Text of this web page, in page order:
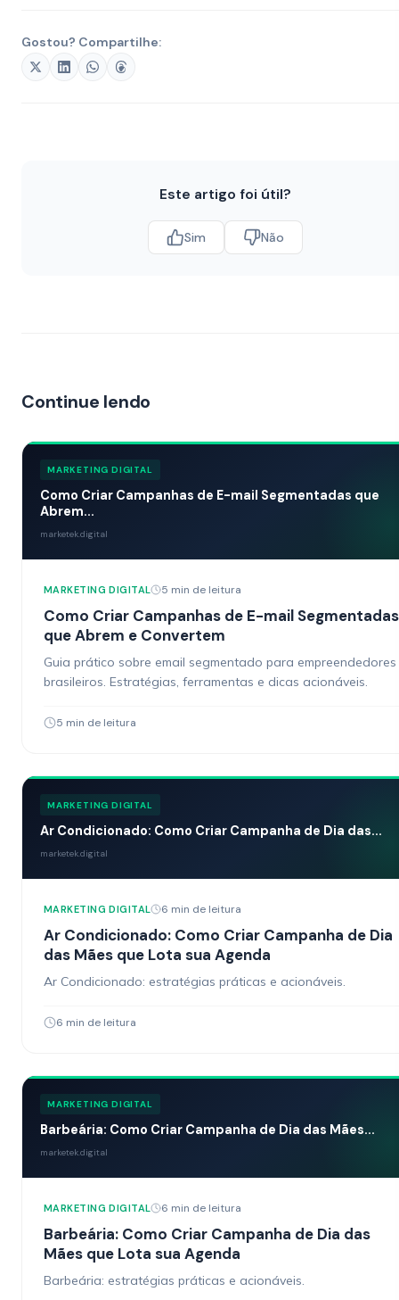
Gostou? Compartilhe:
Este artigo foi útil?
Sim Não
Continue lendo
MARKETING DIGITAL
Como Criar Campanhas de E-mail Segmentadas que
Abrem...
marketek.digital
MARKETING DIGITAL 5 min de leitura
Como Criar Campanhas de E-mail Segmentadas
que Abrem e Convertem
Guia prático sobre email segmentado para empreendedores
brasileiros. Estratégias, ferramentas e dicas acionáveis.
5 min de leitura
MARKETING DIGITAL
Ar Condicionado: Como Criar Campanha de Dia das...
marketek.digital
MARKETING DIGITAL 6 min de leitura
Ar Condicionado: Como Criar Campanha de Dia
das Mães que Lota sua Agenda
Ar Condicionado: estratégias práticas e acionáveis.
6 min de leitura
MARKETING DIGITAL
Barbeária: Como Criar Campanha de Dia das Mães...
marketek.digital
MARKETING DIGITAL 6 min de leitura
Barbeária: Como Criar Campanha de Dia das
Mães que Lota sua Agenda
Barbeária: estratégias práticas e acionáveis.